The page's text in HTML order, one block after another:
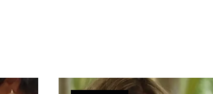
Kai für seine große Liebe Emily an die kenianische